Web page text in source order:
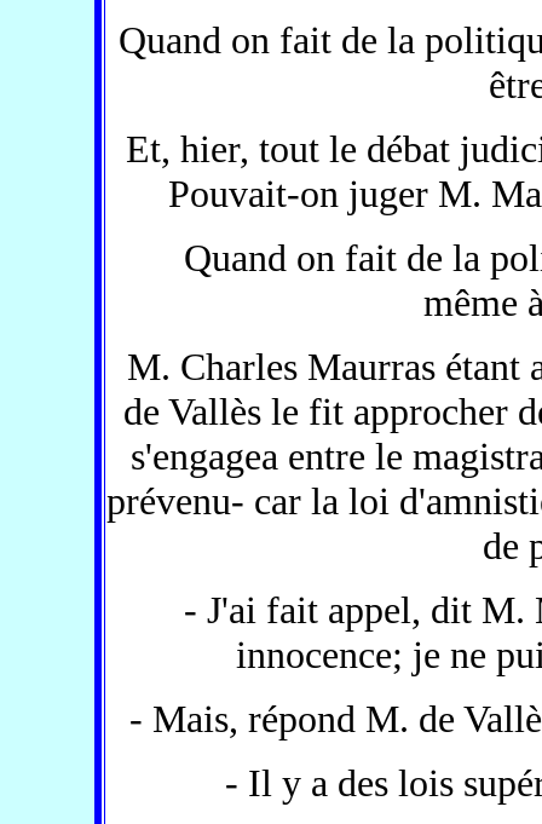
Quand on fait de la
Et, hier, tout le débat
Pouvait-on juger M.
Quand on fait de la
même
M. Charles Maurras étant
de Vallès le fit approcher
s'engagea entre le
prévenu- car la loi
de
- J'ai fait appel, dit M.
innocence; je ne
- Mais, répond M. de
- Il y a des lois